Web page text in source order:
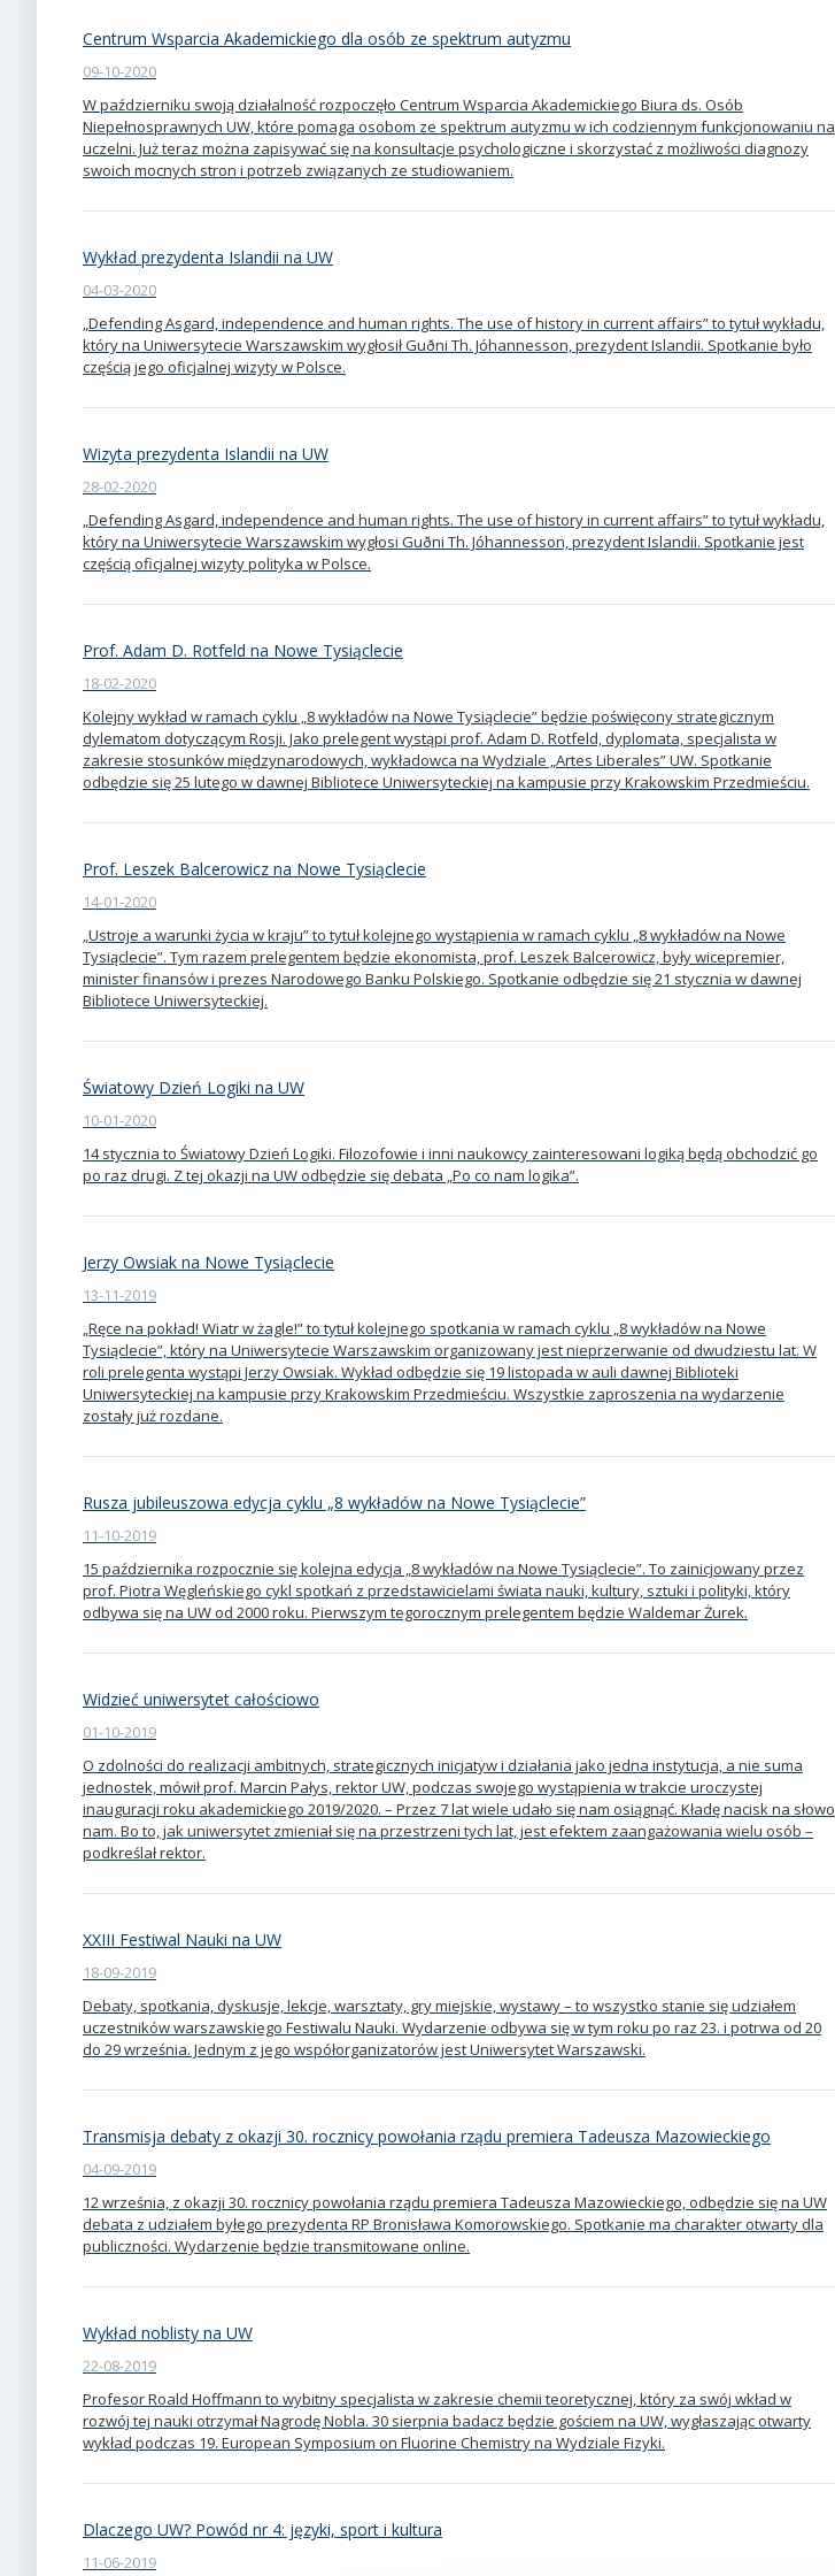
Centrum Wsparcia Akademickiego dla osób ze spektrum autyzmu
09-10-2020
W październiku swoją działalność rozpoczęło Centrum Wsparcia Akademickiego Biura ds. Osób
Niepełnosprawnych UW, które pomaga osobom ze spektrum autyzmu w ich codziennym funkcjonowaniu na
uczelni. Już teraz można zapisywać się na konsultacje psychologiczne i skorzystać z możliwości diagnozy
swoich mocnych stron i potrzeb związanych ze studiowaniem.
Wykład prezydenta Islandii na UW
04-03-2020
„Defending Asgard, independence and human rights. The use of history in current affairs” to tytuł wykładu,
który na Uniwersytecie Warszawskim wygłosił Guðni Th. Jóhannesson, prezydent Islandii. Spotkanie było
częścią jego oficjalnej wizyty w Polsce.
Wizyta prezydenta Islandii na UW
28-02-2020
„Defending Asgard, independence and human rights. The use of history in current affairs” to tytuł wykładu,
który na Uniwersytecie Warszawskim wygłosi Guðni Th. Jóhannesson, prezydent Islandii. Spotkanie jest
częścią oficjalnej wizyty polityka w Polsce.
Prof. Adam D. Rotfeld na Nowe Tysiąclecie
18-02-2020
Kolejny wykład w ramach cyklu „8 wykładów na Nowe Tysiąclecie” będzie poświęcony strategicznym
dylematom dotyczącym Rosji. Jako prelegent wystąpi prof. Adam D. Rotfeld, dyplomata, specjalista w
zakresie stosunków międzynarodowych, wykładowca na Wydziale „Artes Liberales” UW. Spotkanie
odbędzie się 25 lutego w dawnej Bibliotece Uniwersyteckiej na kampusie przy Krakowskim Przedmieściu.
Prof. Leszek Balcerowicz na Nowe Tysiąclecie
14-01-2020
„Ustroje a warunki życia w kraju” to tytuł kolejnego wystąpienia w ramach cyklu „8 wykładów na Nowe
Tysiąclecie”. Tym razem prelegentem będzie ekonomista, prof. Leszek Balcerowicz, były wicepremier,
minister finansów i prezes Narodowego Banku Polskiego. Spotkanie odbędzie się 21 stycznia w dawnej
Bibliotece Uniwersyteckiej.
Światowy Dzień Logiki na UW
10-01-2020
14 stycznia to Światowy Dzień Logiki. Filozofowie i inni naukowcy zainteresowani logiką będą obchodzić go
po raz drugi. Z tej okazji na UW odbędzie się debata „Po co nam logika”.
Jerzy Owsiak na Nowe Tysiąclecie
13-11-2019
„Ręce na pokład! Wiatr w żagle!” to tytuł kolejnego spotkania w ramach cyklu „8 wykładów na Nowe
Tysiąclecie”, który na Uniwersytecie Warszawskim organizowany jest nieprzerwanie od dwudziestu lat. W
roli prelegenta wystąpi Jerzy Owsiak. Wykład odbędzie się 19 listopada w auli dawnej Biblioteki
Uniwersyteckiej na kampusie przy Krakowskim Przedmieściu. Wszystkie zaproszenia na wydarzenie
zostały już rozdane.
Rusza jubileuszowa edycja cyklu „8 wykładów na Nowe Tysiąclecie”
11-10-2019
15 października rozpocznie się kolejna edycja „8 wykładów na Nowe Tysiąclecie”. To zainicjowany przez
prof. Piotra Węgleńskiego cykl spotkań z przedstawicielami świata nauki, kultury, sztuki i polityki, który
odbywa się na UW od 2000 roku. Pierwszym tegorocznym prelegentem będzie Waldemar Żurek.
Widzieć uniwersytet całościowo
01-10-2019
O zdolności do realizacji ambitnych, strategicznych inicjatyw i działania jako jedna instytucja, a nie suma
jednostek, mówił prof. Marcin Pałys, rektor UW, podczas swojego wystąpienia w trakcie uroczystej
inauguracji roku akademickiego 2019/2020. – Przez 7 lat wiele udało się nam osiągnąć. Kładę nacisk na słowo
nam. Bo to, jak uniwersytet zmieniał się na przestrzeni tych lat, jest efektem zaangażowania wielu osób –
podkreślał rektor.
XXIII Festiwal Nauki na UW
18-09-2019
Debaty, spotkania, dyskusje, lekcje, warsztaty, gry miejskie, wystawy – to wszystko stanie się udziałem
uczestników warszawskiego Festiwalu Nauki. Wydarzenie odbywa się w tym roku po raz 23. i potrwa od 20
do 29 września. Jednym z jego współorganizatorów jest Uniwersytet Warszawski.
Transmisja debaty z okazji 30. rocznicy powołania rządu premiera Tadeusza Mazowieckiego
04-09-2019
12 września, z okazji 30. rocznicy powołania rządu premiera Tadeusza Mazowieckiego, odbędzie się na UW
debata z udziałem byłego prezydenta RP Bronisława Komorowskiego. Spotkanie ma charakter otwarty dla
publiczności. Wydarzenie będzie transmitowane online.
Wykład noblisty na UW
22-08-2019
Profesor Roald Hoffmann to wybitny specjalista w zakresie chemii teoretycznej, który za swój wkład w
rozwój tej nauki otrzymał Nagrodę Nobla. 30 sierpnia badacz będzie gościem na UW, wygłaszając otwarty
wykład podczas 19. European Symposium on Fluorine Chemistry na Wydziale Fizyki.
Dlaczego UW? Powód nr 4: języki, sport i kultura
11-06-2019